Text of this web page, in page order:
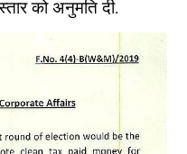
को अनुमति दी.